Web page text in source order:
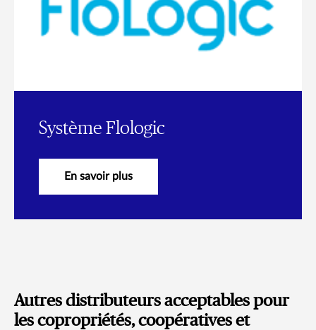
Système Flologic
En savoir plus
Autres distributeurs acceptables pour
les copropriétés, coopératives et